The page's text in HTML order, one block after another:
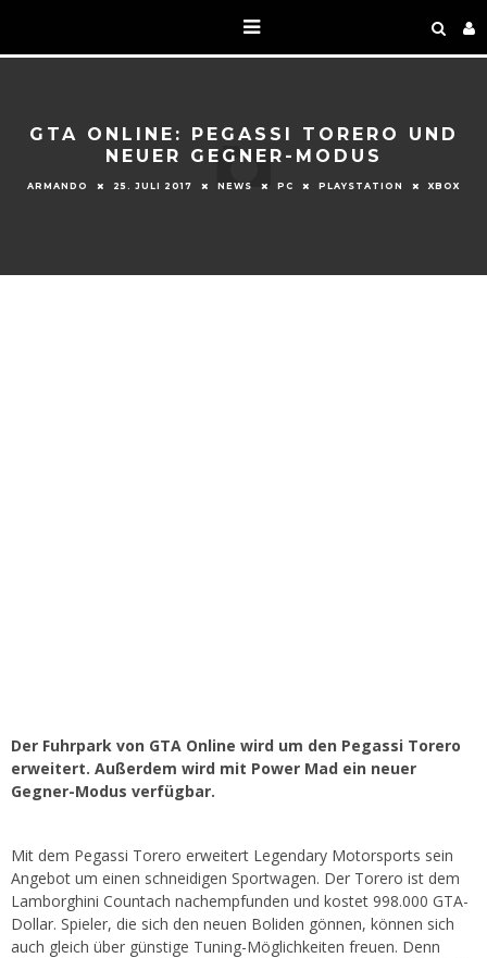
GTA ONLINE: PEGASSI TORERO UND
NEUER GEGNER-MODUS
ARMANDO 25. JULI 2017 NEWS PC PLAYSTATION XBOX
Der Fuhrpark von GTA Online wird um den Pegassi Torero
erweitert. Außerdem wird mit Power Mad ein neuer
Gegner-Modus verfügbar.
Mit dem Pegassi Torero erweitert Legendary Motorsports sein
Angebot um einen schneidigen Sportwagen. Der Torero ist dem
Lamborghini Countach nachempfunden und kostet 998.000 GTA-
Dollar. Spieler, die sich den neuen Boliden gönnen, können sich
auch gleich über günstige Tuning-Möglichkeiten freuen. Denn